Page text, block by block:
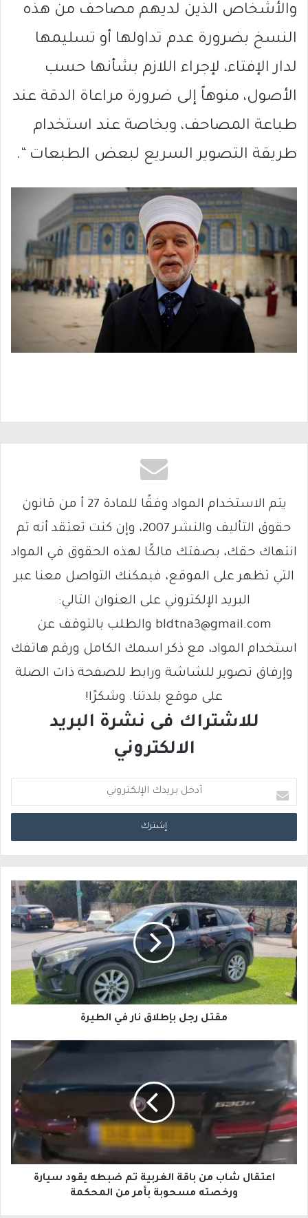
والأشخاص الذين لديهم مصاحف من هذه
النسخ بضرورة عدم تداولها أو تسليمها
لدار الإفتاء، لإجراء اللازم بشأنها حسب
الأصول، منوهاً إلى ضرورة مراعاة الدقة عند
طباعة المصاحف، وبخاصة عند استخدام
طريقة التصوير السريع لبعض الطبعات “.
يتم الاستخدام المواد وفقًا للمادة 27 أ من قانون
حقوق التأليف والنشر 2007، وإن كنت تعتقد أنه تم
انتهاك حقك، بصفتك مالكًا لهذه الحقوق في المواد
التي تظهر على الموقع، فيمكنك التواصل معنا عبر
البريد الإلكتروني على العنوان التالي:
bldtna3@gmail.com والطلب بالتوقف عن
استخدام المواد، مع ذكر اسمك الكامل ورقم هاتفك
وإرفاق تصوير للشاشة ورابط للصفحة ذات الصلة
على موقع بلدتنا. وشكرًا!
للاشتراك فى نشرة البريد
الالكتروني
د
خ
ب
ر
ي
د
ك
ا
إ
ل
ك
ت
مقتل رجل بإطلاق نار في الطيرة
اعتقال شاب من باقة الغربية تم ضبطه يقود سيارة
ورخصته مسحوبة بأمر من المحكمة